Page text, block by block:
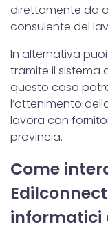
direttamente da
consulente del
In alternativa
tramite il sistema
questo caso
l’ottenimento
lavora con
provincia.
Come
informatici